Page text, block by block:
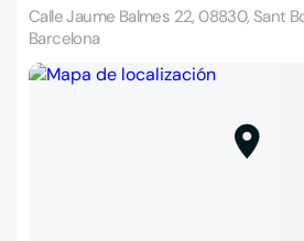
Calle Jaume Balmes 22, 08830, Sant
Barcelona